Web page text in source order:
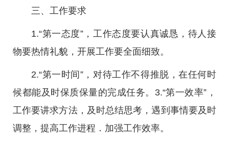
三、工作要求
1.“第一态度”，工作态度要认真诚恳，待人接
物要热情礼貌，开展工作要全面细致。
2.“第一时间”，对待工作不得推脱，在任何时
候都能及时保质保量的完成任务。3.“第一效率”，
工作要讲求方法，及时总结思考，遇到事情要及时
调整，提高工作进程．加强工作效率。